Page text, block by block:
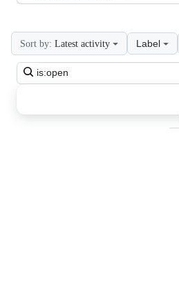
Search
all
Sort by: Latest activity Label